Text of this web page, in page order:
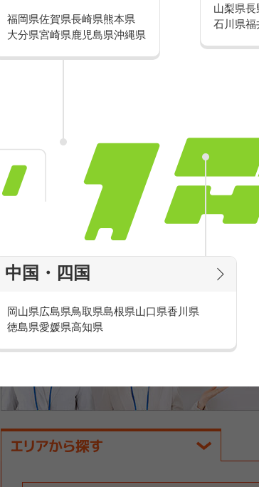
中国・四国
岡山県広島県鳥取県島根県山口県香川県
徳島県愛媛県高知県
福岡県佐賀県長崎県熊本県
大分県宮崎県鹿児島県沖縄県
山梨県長
石川県福
派遣・
有名ブランドで楽しく働こう
人気を誇るブランドで 販売&店舗運営スタッ
フ積極採用中！